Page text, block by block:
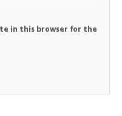
in this browser for the